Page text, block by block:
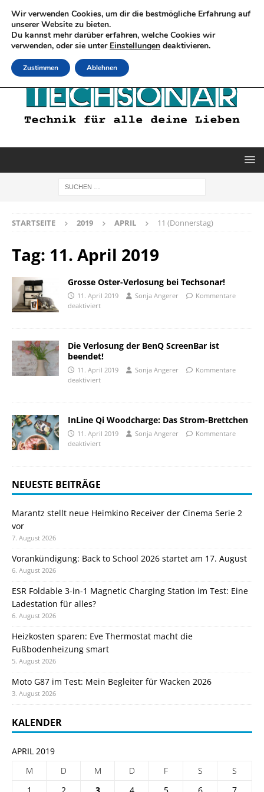
STARTSEITE 2019 APRIL 11 (Donnerstag)
Tag: 11. April 2019
Grosse Oster-Verlosung bei Techsonar!
11. April 2019 Sonja Angerer
Kommentare
deaktiviert
Die Verlosung der BenQ ScreenBar ist
beendet!
11. April 2019 Sonja Angerer
Kommentare
deaktiviert
InLine Qi Woodcharge: Das Strom-Brettchen
11. April 2019 Sonja Angerer
Kommentare
deaktiviert
NEUESTE BEITRÄGE
Marantz stellt neue Heimkino Receiver der Cinema Serie 2
vor
7. August 2026
Vorankündigung: Back to School 2026 startet am 17. August
6. August 2026
ESR Foldable 3-in-1 Magnetic Charging Station im Test: Eine
Ladestation für alles?
6. August 2026
Heizkosten sparen: Eve Thermostat macht die
Fußbodenheizung smart
5. August 2026
Moto G87 im Test: Mein Begleiter für Wacken 2026
3. August 2026
KALENDER
APRIL 2019
M
D M D F S
S
Wir verwenden Cookies, um dir die bestmögliche Erfahrung auf
unserer Website zu bieten.
Du kannst mehr darüber erfahren, welche Cookies wir
verwenden, oder sie unter Einstellungen deaktivieren.
Zustimmen Ablehnen